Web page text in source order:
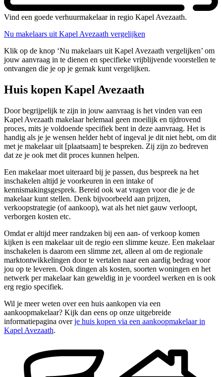
Vind een goede verhuurmakelaar in regio Kapel Avezaath.
Nu makelaars uit Kapel Avezaath vergelijken
Klik op de knop ‘Nu makelaars uit Kapel Avezaath vergelijken’ om
jouw aanvraag in te dienen en specifieke vrijblijvende voorstellen te
ontvangen die je op je gemak kunt vergelijken.
Huis kopen Kapel Avezaath
Door begrijpelijk te zijn in jouw aanvraag is het vinden van een
Kapel Avezaath makelaar helemaal geen moeilijk en tijdrovend
proces, mits je voldoende specifiek bent in deze aanvraag. Het is
handig als je je wensen helder hebt of ingeval je dit niet hebt, om dit
met je makelaar uit [plaatsaam] te bespreken. Zij zijn zo bedreven
dat ze je ook met dit proces kunnen helpen.
Een makelaar moet uiteraard bij je passen, dus bespreek na het
inschakelen altijd je voorkeuren in een intake of
kennismakingsgesprek. Bereid ook wat vragen voor die je de
makelaar kunt stellen. Denk bijvoorbeeld aan prijzen,
verkoopstrategie (of aankoop), wat als het niet gauw verloopt,
verborgen kosten etc.
Omdat er altijd meer randzaken bij een aan- of verkoop komen
kijken is een makelaar uit de regio een slimme keuze. Een makelaar
inschakelen is daarom een slimme zet, alleen al om de regionale
marktontwikkelingen door te vertalen naar een aardig bedrag voor
jou op te leveren. Ook dingen als kosten, soorten woningen en het
netwerk per makelaar kan geweldig in je voordeel werken en is ook
erg regio specifiek.
Wil je meer weten over een huis aankopen via een
aankoopmakelaar? Kijk dan eens op onze uitgebreide
informatiepagina overje huis kopen via een aankoopmakelaar in
Kapel Avezaath.